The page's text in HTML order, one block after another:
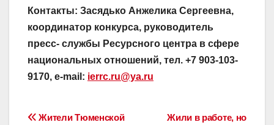
Контакты: Засядько Анжелика Сергеевна,
координатор конкурса, руководитель
пресс- службы Ресурсного центра в сфере
национальных отношений, тел. +7 903-103-
9170, e-mail: ierrc.ru@ya.ru
Жили в работе, но
Жители Тюменской